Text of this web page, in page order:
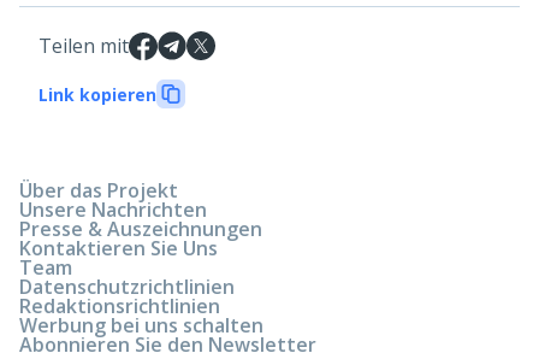
Teilen mit
Link kopieren
Über das Projekt
Unsere Nachrichten
Presse & Auszeichnungen
Kontaktieren Sie Uns
Team
Datenschutzrichtlinien
Redaktionsrichtlinien
Werbung bei uns schalten
Abonnieren Sie den Newsletter